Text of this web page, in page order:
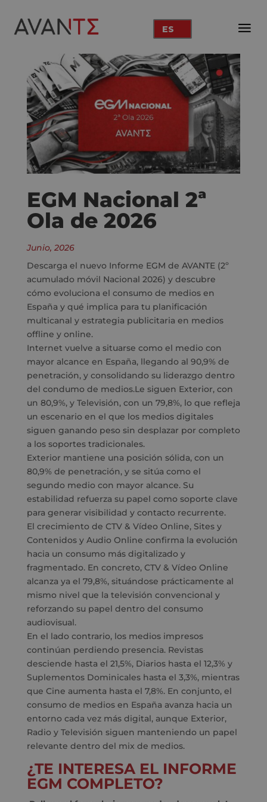
ES
EGM Nacional 2ª
Ola de 2026
Junio, 2026
Descarga el nuevo Informe EGM de AVANTE (2º
acumulado móvil Nacional 2026) y descubre
cómo evoluciona el consumo de medios en
España y qué implica para tu planificación
multicanal y estrategia publicitaria en medios
offline y online.
Internet vuelve a situarse como el medio con
mayor alcance en España, llegando al 90,9% de
penetración, y consolidando su liderazgo dentro
del condumo de medios.Le siguen Exterior, con
un 80,9%, y Televisión, con un 79,8%, lo que refleja
un escenario en el que los medios digitales
siguen ganando peso sin desplazar por completo
a los soportes tradicionales.
Exterior mantiene una posición sólida, con un
80,9% de penetración, y se sitúa como el
segundo medio con mayor alcance. Su
estabilidad refuerza su papel como soporte clave
para generar visibilidad y contacto recurrente.
El crecimiento de CTV & Vídeo Online, Sites y
Contenidos y Audio Online confirma la evolución
hacia un consumo más digitalizado y
fragmentado. En concreto, CTV & Vídeo Online
alcanza ya el 79,8%, situándose prácticamente al
mismo nivel que la televisión convencional y
reforzando su papel dentro del consumo
audiovisual.
En el lado contrario, los medios impresos
continúan perdiendo presencia. Revistas
desciende hasta el 21,5%, Diarios hasta el 12,3% y
Suplementos Dominicales hasta el 3,3%, mientras
que Cine aumenta hasta el 7,8%. En conjunto, el
consumo de medios en España avanza hacia un
entorno cada vez más digital, aunque Exterior,
Radio y Televisión siguen manteniendo un papel
relevante dentro del mix de medios.
¿TE INTERESA EL INFORME
EGM COMPLETO?